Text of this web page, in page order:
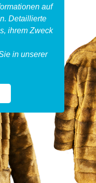
auf
Detaillierte
ihrem Zweck
in unserer